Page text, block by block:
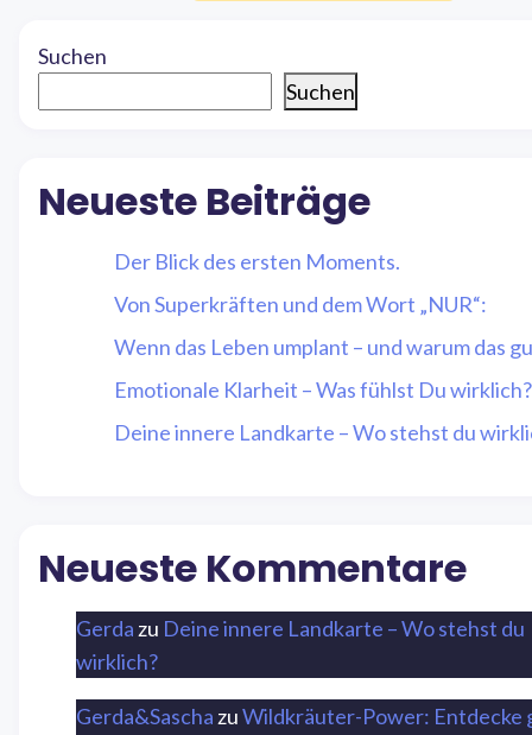
Suchen
Suchen
Neueste Beiträge
Der Blick des ersten Moments.
Von Superkräften und dem Wort „NUR“:
Wenn das Leben umplant – und warum das
Emotionale Klarheit – Was fühlst Du wirklich?
Deine innere Landkarte – Wo stehst du
Neueste Kommentare
Gerda zu Deine innere Landkarte – Wo stehst du
wirklich?
Gerda&Sascha zuWildkräuter-Power: Entdecke